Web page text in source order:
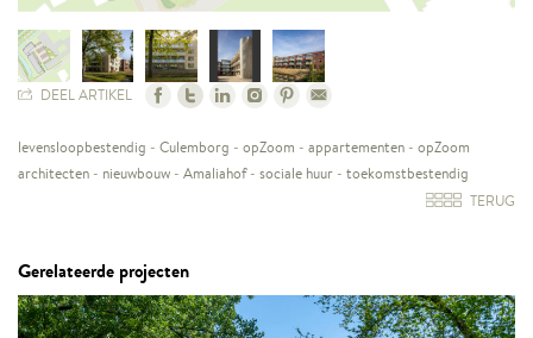
DEEL ARTIKEL
levensloopbestendig - Culemborg - opZoom - appartementen - opZoom
architecten - nieuwbouw - Amaliahof- sociale huur - toekomstbestendig
TERUG
Gerelateerde projecten